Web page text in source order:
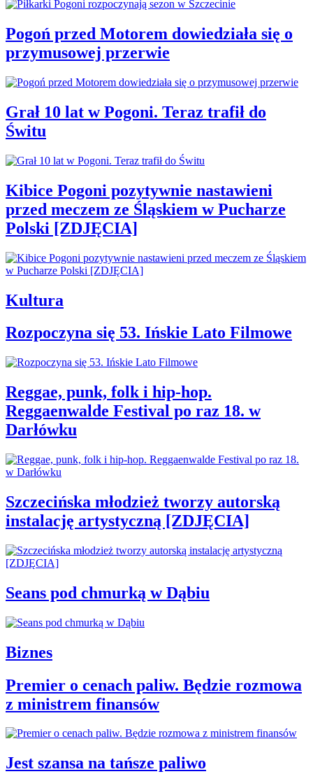
Pogoń przed Motorem dowiedziała się o
przymusowej przerwie
Grał 10 lat w Pogoni. Teraz trafił do
Świtu
Kibice Pogoni pozytywnie nastawieni
przed meczem ze Śląskiem w Pucharze
Polski [ZDJĘCIA]
Kultura
Rozpoczyna się 53. Ińskie Lato Filmowe
Reggae, punk, folk i hip-hop.
Reggaenwalde Festival po raz 18. w
Darłówku
Szczecińska młodzież tworzy autorską
instalację artystyczną [ZDJĘCIA]
Seans pod chmurką w Dąbiu
Biznes
Premier o cenach paliw. Będzie rozmowa
z ministrem finansów
Jest szansa na tańsze paliwo